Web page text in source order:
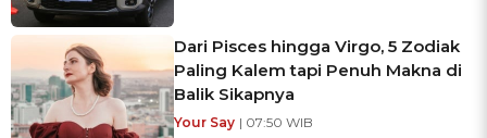
Dari Pisces hingga Virgo, 5 Zodiak
Paling Kalem tapi Penuh Makna di
Balik Sikapnya
Your Say | 07:50 WIB